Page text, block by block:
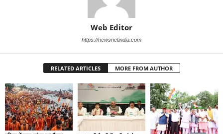
Web Editor
https://newsnetindia.com
RELATED ARTICLES MORE FROM AUTHOR